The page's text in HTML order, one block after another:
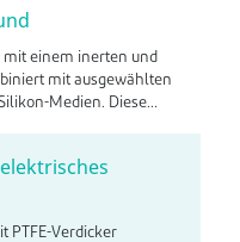
einem inerten und
mit ausgewählten
Medien. Diese
wird.
PTFE-Verdicker